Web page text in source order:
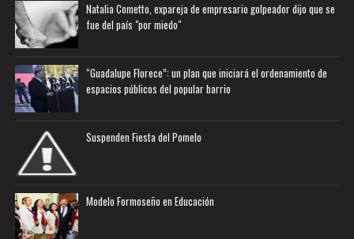
Natalia Cometto, expareja de empresario golpeador dijo que se
fue del país "por miedo"
“Guadalupe Florece”: un plan que iniciará el ordenamiento de
espacios públicos del popular barrio
Suspenden Fiesta del Pomelo
Modelo Formoseño en Educación